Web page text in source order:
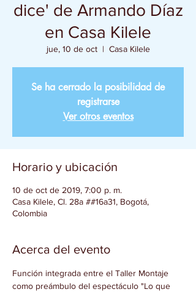
dice' de Armando Díaz
en Casa Kilele
jue, 10 de oct
  |
Casa Kilele
Se ha cerrado la posibilidad de
registrarse
Ver otros eventos
Horario y ubicación
10 de oct de 2019, 7:00 p. m.
Casa Kilele, Cl. 28a ##16a31, Bogotá,
Colombia
Acerca del evento
Función integrada entre el Taller Montaje
como preámbulo del espectáculo "Lo que